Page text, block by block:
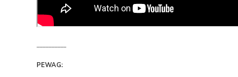
__________
PEWAG: